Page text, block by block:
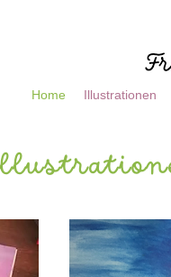
Home Illustrationen